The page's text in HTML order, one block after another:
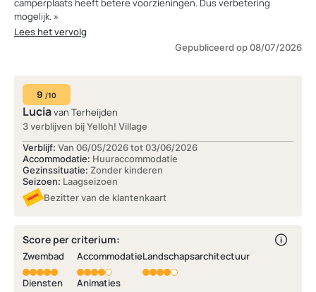
camperplaats heeft betere voorzieningen. Dus verbetering
mogelijk. »
Lees het vervolg
Gepubliceerd op 08/07/2026
9 /10
Luciavan Terheijden
3 verblijven bij Yelloh! Village
Verblijf: Van 06/05/2026 tot 03/06/2026
Accommodatie: Huuraccommodatie
Gezinssituatie: Zonder kinderen
Seizoen: Laagseizoen
Bezitter van de klantenkaart
Score per criterium:
Zwembad Accommodatie Landschapsarchitectuur
Diensten
Animaties